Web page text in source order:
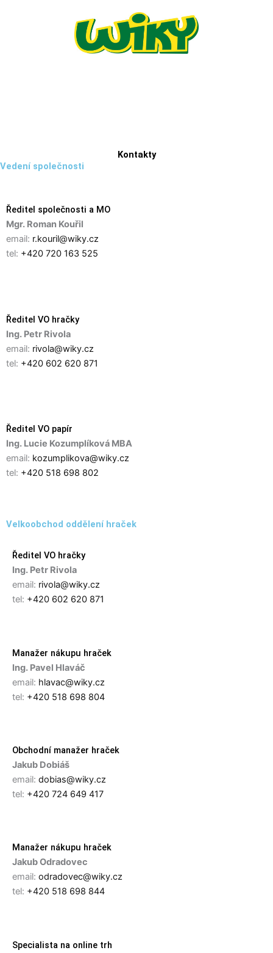
Kontakty
Vedení společnosti
Ředitel společnosti a MO
Mgr. Roman Kouřil
email: r.kouril@wiky.cz
tel: +420 720 163 525
Ředitel VO hračky
Ing. Petr Rivola
email: rivola@wiky.cz
tel: +420 602 620 871
Ředitel VO papír
Ing. Lucie Kozumplíková MBA
email: kozumplikova@wiky.cz
tel: +420 518 698 802
Velkoobchod oddělení hraček
Ředitel VO hračky
Ing. Petr Rivola
email: rivola@wiky.cz
tel: +420 602 620 871
Manažer nákupu hraček
Ing. Pavel Hlaváč
email: hlavac@wiky.cz
tel: +420 518 698 804
Obchodní manažer hraček
Jakub Dobiáš
email: dobias@wiky.cz
tel: +420 724 649 417
Manažer nákupu hraček
Jakub Odradovec
email: odradovec@wiky.cz
tel: +420 518 698 844
Specialista na online trh